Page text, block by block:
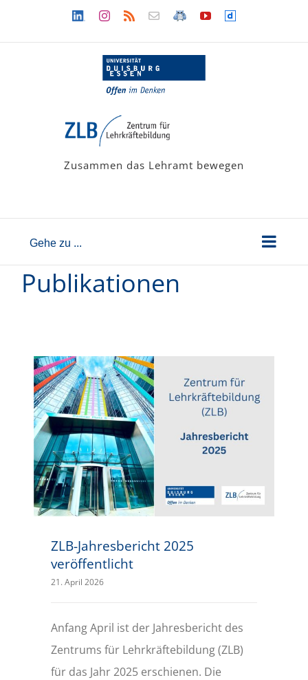
LinkedinInstagram
Rss Newsletter
LehramtsWiki
YouTubeDailymotion
Zusammen das Lehramt bewegen
Gehe zu ...
Publikationen
ZLB-Jahresbericht 2025
veröffentlicht
21. April 2026
Anfang April ist der Jahresbericht des
Zentrums für Lehrkräftebildung (ZLB)
für das Jahr 2025 erschienen. Die